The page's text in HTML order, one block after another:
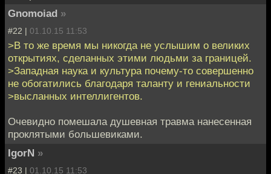
Gnomoiad »
#22 | 01.10.15 11:53
>В то же время мы никогда не услышим о великих
открытиях, сделанных этими людьми за границей.
>Западная наука и культура почему-то совершенно
не обогатились благодаря таланту и гениальности
>высланных интеллигентов.
Очевидно помешала душевная травма нанесенная
проклятыми большевиками.
IgorN »
#23 | 01.10.15 11:53